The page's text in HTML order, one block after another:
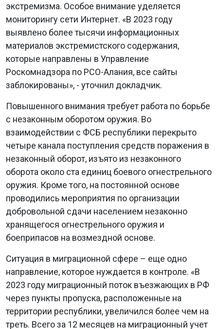
экстремизма. Особое внимание уделяется
мониторингу сети Интернет. «В 2023 году
выявлено более тысячи информационных
материалов экстремистского содержания,
которые направлены в Управление
Роскомнадзора по РСО-Алания, все сайты
заблокированы», - уточнил докладчик.
Повышенного внимания требует работа по борьбе
с незаконным оборотом оружия. Во
взаимодействии с ФСБ республики перекрыто
четыре канала поступления средств поражения в
незаконный оборот, изъято из незаконного
оборота около ста единиц боевого огнестрельного
оружия. Кроме того, на постоянной основе
проводились мероприятия по организации
добровольной сдачи населением незаконно
хранящегося огнестрельного оружия и
боеприпасов на возмездной основе.
Ситуация в миграционной сфере – еще одно
направление, которое нуждается в контроле. «В
2023 году миграционный поток въезжающих в РФ
через пункты пропуска, расположенные на
территории республики, увеличился более чем на
треть. Всего за 12 месяцев на миграционный учет